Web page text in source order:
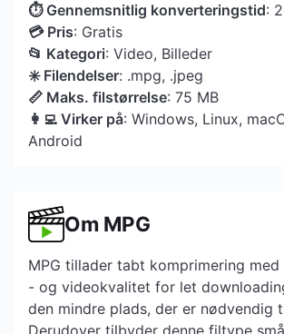
⏱ Gennemsnitlig konverteringstid:
💳 Pris: Gratis
📂 Kategori: Video, Billeder
✳️ Filendelser: .mpg, .jpeg
📏 Maks. filstørrelse: 75 MB
👩‍💻 Virker på: Windows, Linux,
Android
Om MPG
MPG tillader tabt komprimering
- og videokvalitet for let
den mindre plads, der er nødvendig
Derudover tilbyder denne filtype